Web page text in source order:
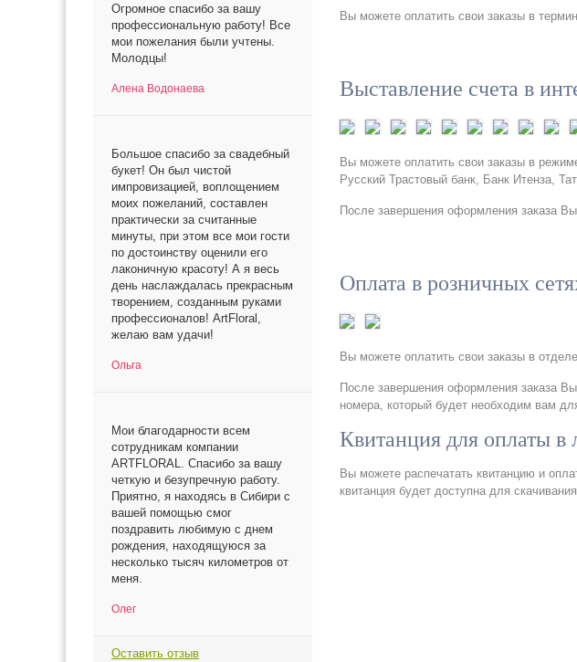
Вы можете оплатить свои заказы в
Выставление счета в
Вы можете оплатить свои заказы в
Русский Трастовый банк, Банк Итенза,
После завершения оформления заказа
Оплата в розничных
Вы можете оплатить свои заказы в
После завершения оформления заказа
номера, который будет необходим вам
Квитанция для оплаты в
Вы можете распечатать квитанцию и
квитанция будет доступна для
Огромное спасибо за вашу
профессиональную работу! Все
мои пожелания были учтены.
Молодцы!
Алена Водонаева
Большое спасибо за свадебный
букет! Он был чистой
импровизацией, воплощением
моих пожеланий, составлен
практически за считанные
минуты, при этом все мои гости
по достоинству оценили его
лаконичную красоту! А я весь
день наслаждалась прекрасным
творением, созданным руками
профессионалов! ArtFloral,
желаю вам удачи!
Ольга
Мои благодарности всем
сотрудникам компании
ARTFLORAL. Спасибо за вашу
четкую и безупречную работу.
Приятно, я находясь в Сибири с
вашей помощью смог
поздравить любимую с днем
рождения, находящуюся за
несколько тысяч километров от
меня.
Олег
Оставить отзыв